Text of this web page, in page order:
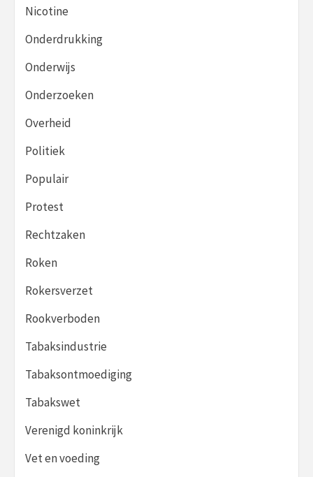
Nicotine
Onderdrukking
Onderwijs
Onderzoeken
Overheid
Politiek
Populair
Protest
Rechtzaken
Roken
Rokersverzet
Rookverboden
Tabaksindustrie
Tabaksontmoediging
Tabakswet
Verenigd koninkrijk
Vet en voeding